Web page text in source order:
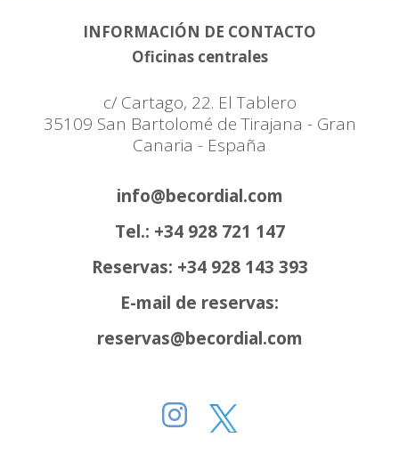
INFORMACIÓN DE CONTACTO
Oficinas centrales
c/ Cartago, 22. El Tablero
35109 San Bartolomé de Tirajana - Gran
Canaria - España
info@becordial.com
Tel.: +34 928 721 147
Reservas: +34 928 143 393
E-mail de reservas:
reservas@becordial.com